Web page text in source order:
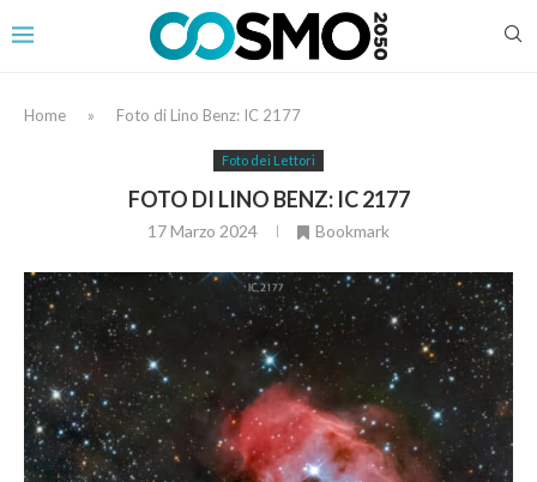
Home » Foto di Lino Benz: IC 2177
Foto dei Lettori
FOTO DI LINO BENZ: IC 2177
17 Marzo 2024 Bookmark